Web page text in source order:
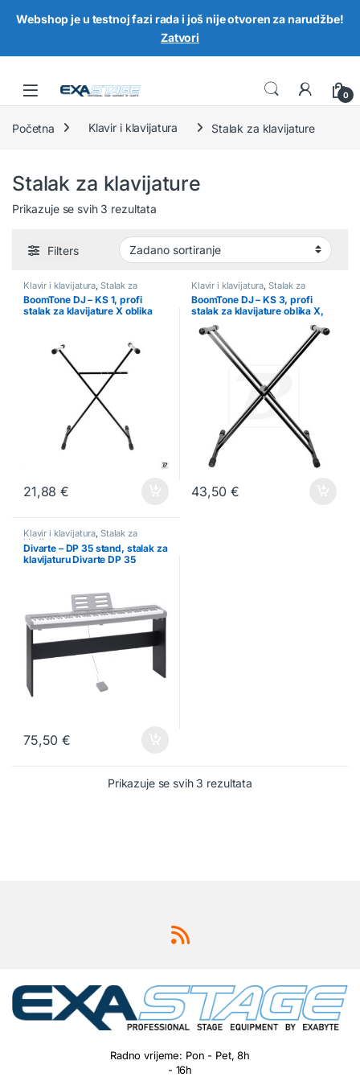
Skip to navigation
Skip to content
0
Početna Klavir i klavijatura Stalak za klavijature
Stalak za klavijature
Prikazuje se svih 3 rezultata
Filters
Klavir i klavijatura, Stalak za
klavijature
BoomTone DJ – KS 1, profi
stalak za klavijature X oblika
21,88€
Klavir i klavijatura, Stalak za
klavijature
BoomTone DJ – KS 3, profi
stalak za klavijature oblika X,
dupla šipka
43,50€
Klavir i klavijatura, Stalak za
klavijature
Divarte – DP 35 stand, stalak za
klavijaturu Divarte DP 35
75,50€
Prikazuje se svih 3 rezultata
Radno vrijeme: Pon - Pet, 8h
- 16h
Webshop je u testnoj fazi rada i još nije otvoren za narudžbe!
Zatvori